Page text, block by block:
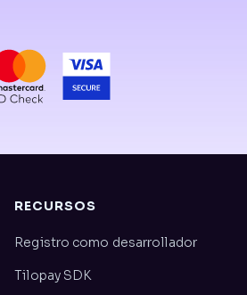
RECURSOS
Registro como desarrollador
Tilopay SDK